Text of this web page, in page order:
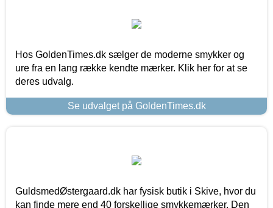
Hos GoldenTimes.dk sælger de moderne smykker og
ure fra en lang række kendte mærker. Klik her for at se
deres udvalg.
Se udvalget på GoldenTimes.dk
GuldsmedØstergaard.dk har fysisk butik i Skive, hvor du
kan finde mere end 40 forskellige smykkemærker. Den